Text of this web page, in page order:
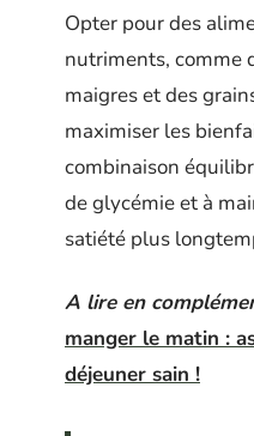
Opter pour des
nutriments, comme
maigres et des
maximiser les
combinaison
de glycémie et à
satiété plus
A lire en
manger le matin :
déjeuner sain !